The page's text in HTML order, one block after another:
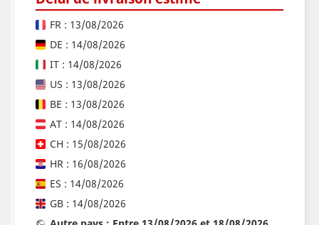
FR : 13/08/2026
DE : 14/08/2026
IT : 14/08/2026
US : 13/08/2026
BE : 13/08/2026
AT : 14/08/2026
CH : 15/08/2026
HR : 16/08/2026
ES : 14/08/2026
GB : 14/08/2026